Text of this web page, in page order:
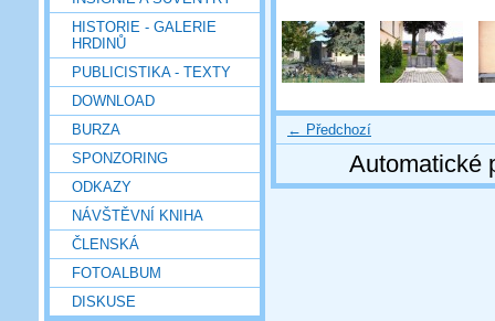
HISTORIE - GALERIE
HRDINŮ
PUBLICISTIKA - TEXTY
DOWNLOAD
BURZA
SPONZORING
ODKAZY
NÁVŠTĚVNÍ KNIHA
ČLENSKÁ
FOTOALBUM
DISKUSE
← Předchozí
Automatické